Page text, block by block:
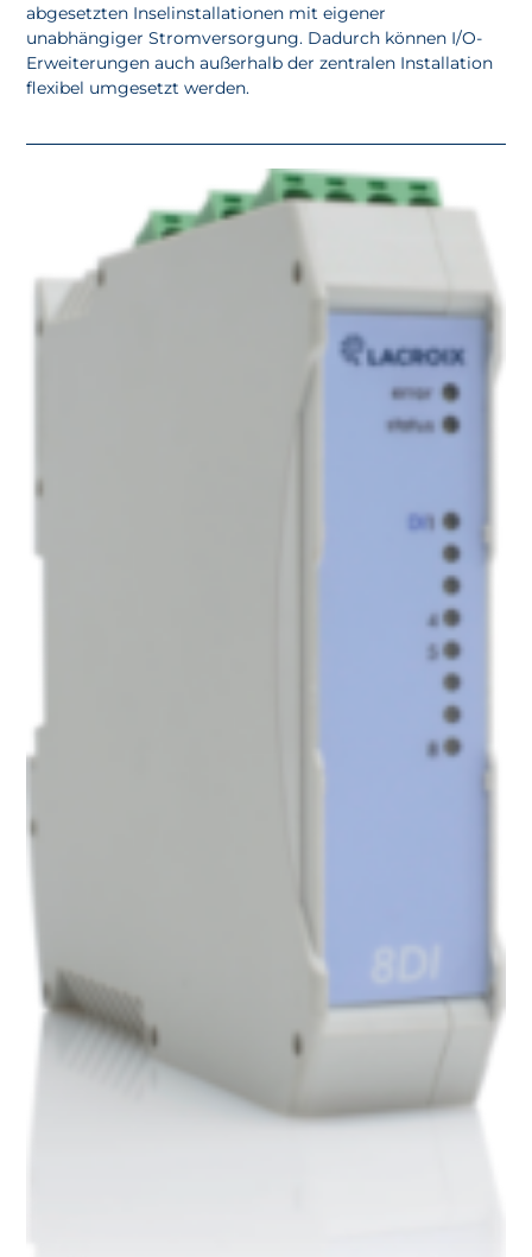
abgesetzten Inselinstallationen mit eigener
unabhängiger Stromversorgung. Dadurch können I/O-
Erweiterungen auch außerhalb der zentralen Installation
flexibel umgesetzt werden.